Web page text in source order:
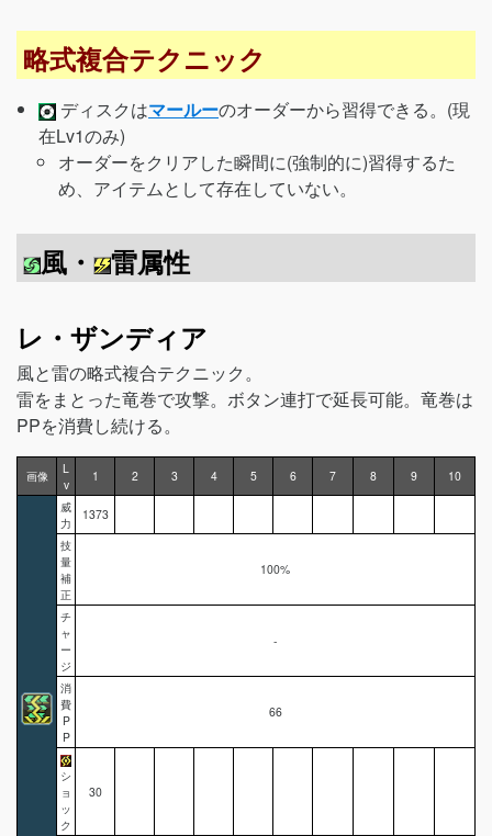
略式複合テクニック
ディスクはマールーのオーダーから習得できる。(現
在Lv1のみ)
オーダーをクリアした瞬間に(強制的に)習得するた
め、アイテムとして存在していない。
風・ 雷属性
レ・ザンディア
風と雷の略式複合テクニック。
雷をまとった竜巻で攻撃。ボタン連打で延長可能。竜巻は
PPを消費し続ける。
画像
L
v
1 2 3 4 5 6 7 8 9
10
威
力
1373
技
量
補
正
100%
チ
ャ
ー
ジ
-
消
費
P
P
66
シ
ョ
ッ
ク
30